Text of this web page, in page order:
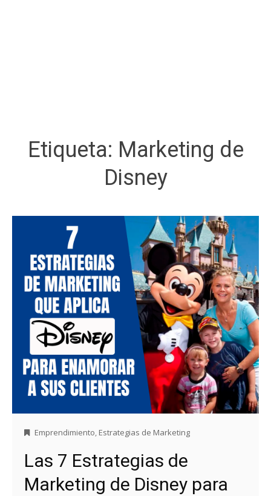
Etiqueta: Marketing de
Disney
Emprendimiento, Estrategias de Marketing
Las 7 Estrategias de
Marketing de Disney para